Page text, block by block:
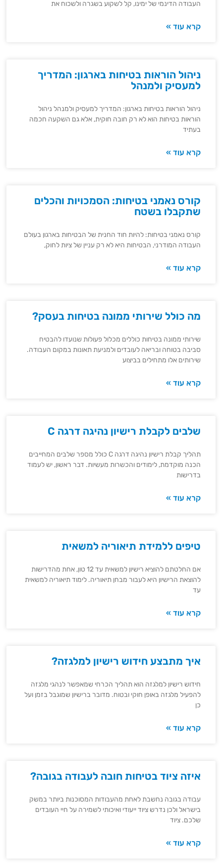
העבודה הדינמי של ימינו, קל לשקוע בשגרה ולשכוח את
קרא עוד »
ניהול הוראות בטיחות בארגון: המדריך
למעסיק ולמנהל
ניהול הוראות בטיחות בארגון: המדריך למעסיק ולמנהל ניהול
הוראות בטיחות הוא לא רק חובה חוקית, אלא גם השקעה חכמה
בעתיד
קרא עוד »
קורס נאמני בטיחות: הסמכויות והכלים
שתקבלו בשטח
קורס נאמני בטיחות: להיות חוד החנית של הבטיחות בארגון בעולם
העבודה המודרני, הבטיחות היא לא רק עניין של ציות לחוק,
קרא עוד »
מה כולל שירותי ממונה בטיחות בעסק?
שירותי ממונה בטיחות כוללים מכלול פעולות שנועדו להבטיח
סביבה בטוחה ובריאה לעובדים ולמניעת תאונות במקום העבודה.
שירותים אלו מתחילים בביצוע
קרא עוד »
שלבים לקבלת רישיון נהיגה דרגה C
תהליך קבלת רישיון נהיגה דרגה C כולל מספר שלבים המחייבים
הכנה מוקדמת, לימודים והכשרות מעשיות. דבר ראשון, יש לעמוד
בדרישות
קרא עוד »
טיפים ללמידת תיאוריה למשאית
אם החלטתם להוציא רישיון למשאית עד 12 טון, אחת מהדרישות
להוצאת הרישיון היא לעבור מבחן תיאוריה. לימוד תיאוריה למשאית
עד
קרא עוד »
איך מתבצע חידוש רישיון למלגזה?
חידוש רישיון למלגזה הוא תהליך הכרחי שמאפשר לנהגי מלגזה
להפעיל מלגזה באופן חוקי ובטוח. מדובר ברישיון שמוגבל בזמן ועל
כן
קרא עוד »
איזה ציוד בטיחות חובה לעבודה בגובה?
עבודה בגובה נחשבת לאחת מהעבודות המסוכנות ביותר במשק
בישראל ולכן נדרש ציוד ייעודי ואיכותי לשמירה על חיי העובדים
שלכם. ציוד
קרא עוד »